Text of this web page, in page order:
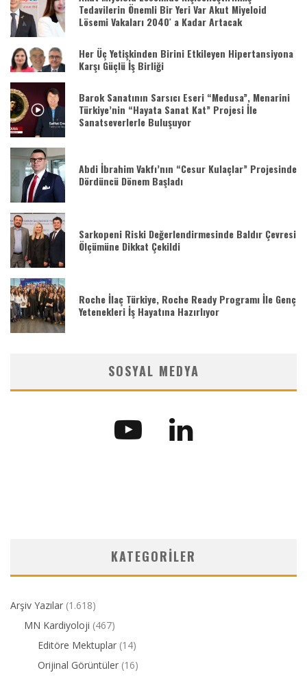
Tedavilerin Önemli Bir Yeri Var Akut Miyeloid
Lösemi Vakaları 2040′ a Kadar Artacak
Her Üç Yetişkinden Birini Etkileyen Hipertansiyona
Karşı Güçlü İş Birliği
Barok Sanatının Sarsıcı Eseri “Medusa”, Menarini
Türkiye’nin “Hayata Sanat Kat” Projesi İle
Sanatseverlerle Buluşuyor
Abdi İbrahim Vakfı’nın “Cesur Kulaçlar” Projesinde
Dördüncü Dönem Başladı
Sarkopeni Riski Değerlendirmesinde Baldır Çevresi
Ölçümüne Dikkat Çekildi
Roche İlaç Türkiye, Roche Ready Programı İle Genç
Yetenekleri İş Hayatına Hazırlıyor
SOSYAL MEDYA
KATEGORILER
Arşiv Yazılar (1.618)
MN Kardiyoloji (467)
Editöre Mektuplar (14)
Orijinal Görüntüler (16)